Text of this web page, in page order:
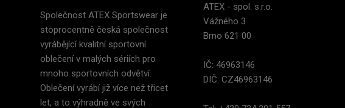
Společnost ATEX Sportswear je
stoprocentně česká společnost
vyrábějící kvalitní sportovní
oblečení v malých sériích pro
mnoho sportovních odvětví.
Oblečení vyrábí již více než třicet
let, a to výhradně ve svých
ATEX - spol. s.r.o.
Vážného 3
Brno 621 00
IČ: 46963146
DIČ: CZ46963146